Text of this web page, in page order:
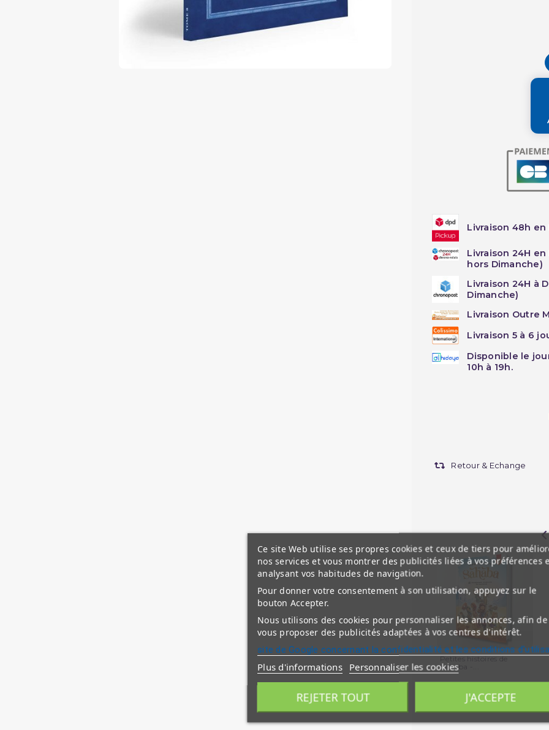
Livraison 48h en
Livraison 24H
hors Dimanche)
Livraison 24H à
Dimanche)
Livraison Outre
Livraison 5 à 6
Disponible le
10h à 19h.
Retour & Echange
Petites histoires de
Sahaba -...
Ce site Web utilise ses propres cookies et ceux de tiers pour
nos services et vous montrer des publicités liées à vos préférences
analysant vos habitudes de navigation.
Pour donner votre consentement à son utilisation, appuyez sur le
bouton Accepter.
Nous utilisons des cookies pour personnaliser les annonces, afin de
vous proposer des publicités adaptées à vos centres d'intérêt.
site de Google concernant la confidentialité et les conditions
Plus d'informations Personnaliser les cookies
REJETER TOUT J'ACCEPTE